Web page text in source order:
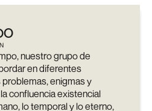
nuestro grupo de
en diferentes
enigmas y
confluencia existencial
lo temporal y lo eterno,